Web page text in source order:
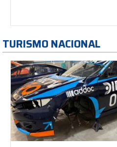
TURISMO NACIONAL